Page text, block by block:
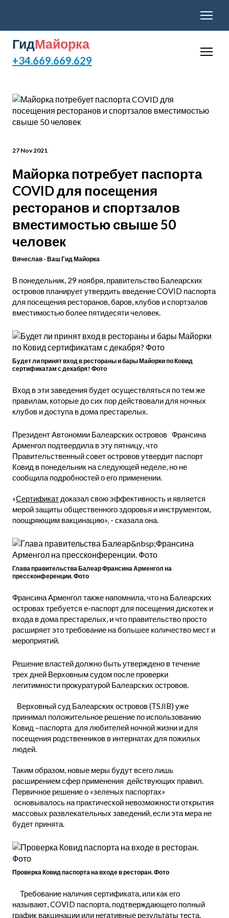
ГидМайорка
+34.669.669.629
27 Nov 2021
Майорка потребует паспорта
COVID для посещения
ресторанов и спортзалов
вместимостью свыше 50
человек
Вячеслав - Ваш Гид Майорка
В понедельник, 29 ноября, правительство Балеарских
островов планирует утвердить введение COVID паспорта
для посещения ресторанов, баров, клубов и спортзалов
вместимостью более пятидесяти человек.
Будет ли принят вход в рестораны и бары Майорки по Ковид
сертификатам с декабря? Фото
Вход в эти заведения будет осуществляться по тем же
правилам, которые до сих пор действовали для ночных
клубов и доступа в дома престарелых.
Президент Автономии Балеарских островов Франсина
Арменгол подтвердила в эту пятницу, что
Правительственный совет островов утвердит паспорт
Ковид в понедельник на следующей неделе, но не
сообщила подробностей о его применении.
«Сертификат доказал свою эффективность и является
мерой защиты общественного здоровья и инструментом,
поощряющим вакцинацию», - сказала она.
Глава правительства Балеар Франсина Арменгол на
прессконференции. Фото
Франсина Арменгол также напомнила, что на Балеарских
островах требуется е-паспорт для посещения дискотек и
входа в дома престарелых, и что правительство просто
расширяет это требование на большее количество мест и
мероприятий.
Решение властей должно быть утверждено в течение
трех дней Верховным судом после проверки
легитимности прокуратурой Балеарских островов.
Верховный суд Балеарских островов (TSJIB) уже
принимал положительное решение по использованию
Ковид –паспорта для любителей ночной жизни и для
посещения родственников в интернатах для пожилых
людей.
Таким образом, новые меры будут всего лишь
расширением сфер применения действующих правил.
Первичное решение о «зеленых паспортах»
основывалось на практической невозможности открытия
массовых развлекательных заведений, если эта мера не
будет принята.
Проверка Ковид паспорта на входе в ресторан. Фото
Требование наличия сертификата, или как его
называют, COVID паспорта, подтверждающего полный
график вакцинации или негативные результаты теста,